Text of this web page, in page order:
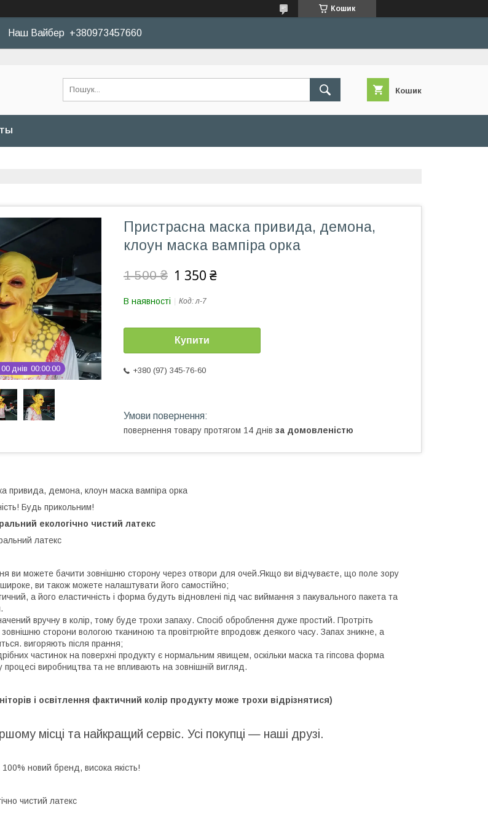
Кошик
Наш Вайбер +380973457660
Кошик
00 днів 00 00 00
Пристрасна маска привида, демона,
клоун маска вампіра орка
1 500 ₴ 1 350 ₴
В наявності Код:л-7
Купити
+380 (97) 345-76-60
повернення товару протягом 14 днів за домовленістю
привида, демона, клоун маска вампіра орка
Будь прикольним!
екологічно чистий латекс
латекс
ви можете бачити зовнішню сторону через отвори для очей.Якщо ви відчуваєте, що поле зору
ви також можете налаштувати його самостійно;
а його еластичність і форма будуть відновлені під час виймання з пакувального пакета та
вручну в колір, тому буде трохи запаху. Спосіб оброблення дуже простий. Протріть
сторони вологою тканиною та провітрюйте впродовж деякого часу. Запах зникне, а
вигоряють після прання;
частинок на поверхні продукту є нормальним явищем, оскільки маска та гіпсова форма
процесі виробництва та не впливають на зовнішній вигляд.
і освітлення фактичний колір продукту може трохи відрізнятися)
місці та найкращий сервіс. Усі покупці — наші друзі.
новий бренд, висока якість!
чистий латекс